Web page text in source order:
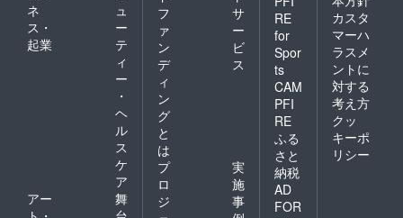
ネ
ス・
起業
ュ
ー
テ
ィ
ー
・
ヘ
ル
ス
ケ
ア
アー
舞
フ
ァ
ン
デ
ィ
ン
グ
と
は
サ
ー
ビ
ス
プ
ロ
ジ
実
施
事
RE
for
Spor
ts
CAM
PFI
RE
ふる
さと
納税
AD
FOR
カスタ
マーハ
ラスメ
ントに
対する
考え方
クッ
キーポ
リシー